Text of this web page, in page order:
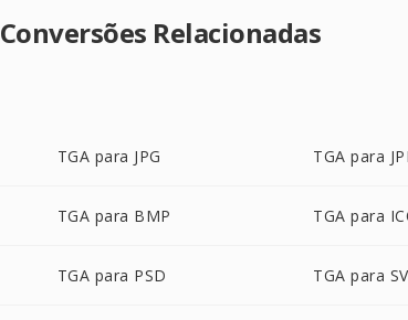
Conversões Relacionadas
TGA para JPG TGA para
TGA para BMP TGA para
TGA para PSD TGA para